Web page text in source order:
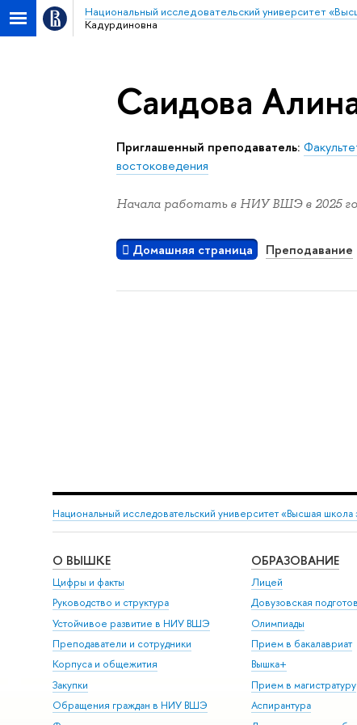
Национальный исследовательский университет
Кадурдиновна
Саидова
Приглашенный преподаватель:
востоковедения
Начала работать в НИУ ВШЭ в 2025
Домашняя страница Преподавание
Национальный исследовательский университет «Высшая школа
О ВЫШКЕ
Цифры и факты
Руководство и структура
Устойчивое развитие в НИУ ВШЭ
Преподаватели и сотрудники
Корпуса и общежития
Закупки
Обращения граждан в НИУ ВШЭ
ОБРАЗОВАНИЕ
Лицей
Довузовская
Олимпиады
Прием в бакалавриат
Вышка+
Прием в магистратуру
Аспирантура